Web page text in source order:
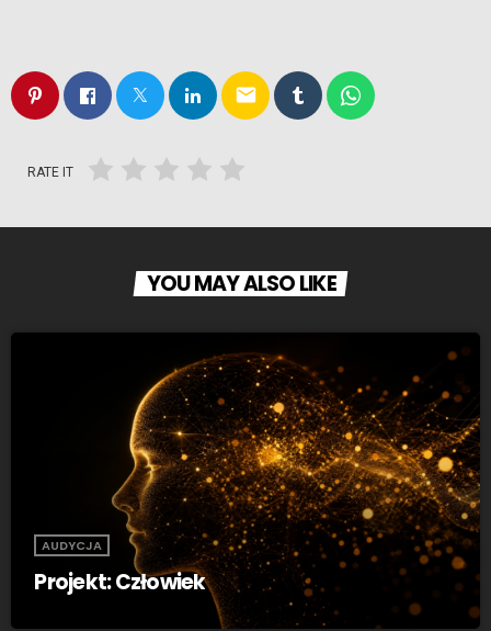
email
RATE IT
YOU MAY ALSO LIKE
AUDYCJA
Projekt: Człowiek